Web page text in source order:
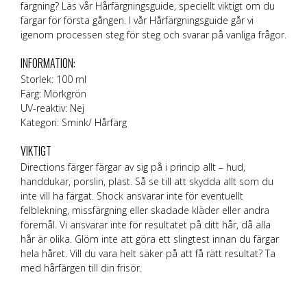
färgning? Läs vår Hårfärgningsguide, speciellt viktigt om du
färgar för första gången. I vår Hårfärgningsguide går vi
igenom processen steg för steg och svarar på vanliga frågor.
INFORMATION:
Storlek: 100 ml
Färg: Mörkgrön
UV-reaktiv: Nej
Kategori: Smink/ Hårfärg
VIKTIGT
Directions färger färgar av sig på i princip allt – hud,
handdukar, porslin, plast. Så se till att skydda allt som du
inte vill ha färgat. Shock ansvarar inte för eventuellt
felblekning, missfärgning eller skadade kläder eller andra
föremål. Vi ansvarar inte för resultatet på ditt hår, då alla
hår är olika. Glöm inte att göra ett slingtest innan du färgar
hela håret. Vill du vara helt säker på att få rätt resultat? Ta
med hårfärgen till din frisör.